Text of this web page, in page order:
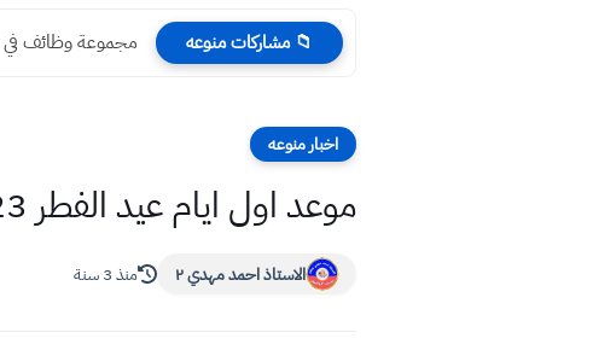
📁 مشاركات منوعه مجموعة وظائف في
اخبار منوعه
موعد اول ايام عيد الفطر 2023 مكتب السيد علي السيستاني 1444
الاستاذ احمد مهدي ٢ منذ 3 سنة